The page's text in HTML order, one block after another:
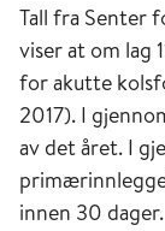
Tall fra Senter
viser at om lag
for akutte
2017). I
av det året. I
innen 30 dager.